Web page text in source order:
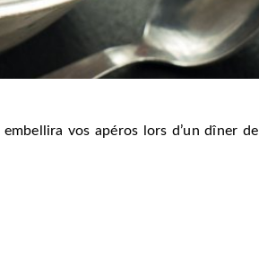
vos apéros lors d’un dîner de